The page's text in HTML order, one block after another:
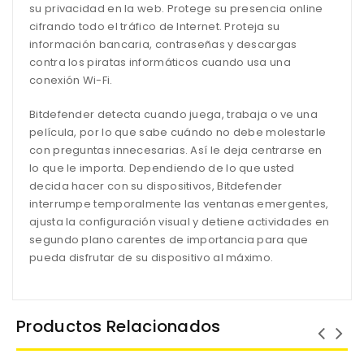
su privacidad en la web. Protege su presencia online
cifrando todo el tráfico de Internet. Proteja su
información bancaria, contraseñas y descargas
contra los piratas informáticos cuando usa una
conexión Wi-Fi.
Bitdefender detecta cuando juega, trabaja o ve una
película, por lo que sabe cuándo no debe molestarle
con preguntas innecesarias. Así le deja centrarse en
lo que le importa. Dependiendo de lo que usted
decida hacer con su dispositivos, Bitdefender
interrumpe temporalmente las ventanas emergentes,
ajusta la configuración visual y detiene actividades en
segundo plano carentes de importancia para que
pueda disfrutar de su dispositivo al máximo.
Productos Relacionados